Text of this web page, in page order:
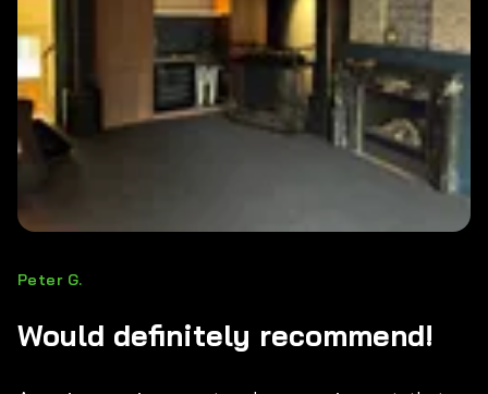
Peter G.
Would definitely recommend!